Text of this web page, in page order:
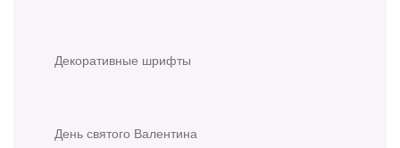
Декоративные шрифты
День святого Валентина